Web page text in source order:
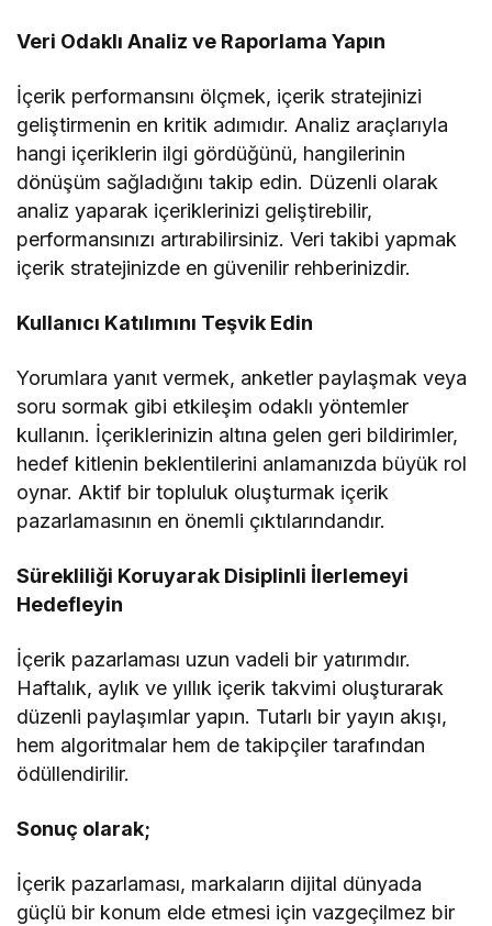
Veri Odaklı Analiz ve Raporlama Yapın
İçerik performansını ölçmek, içerik stratejinizi
geliştirmenin en kritik adımıdır. Analiz araçlarıyla
hangi içeriklerin ilgi gördüğünü, hangilerinin
dönüşüm sağladığını takip edin. Düzenli olarak
analiz yaparak içeriklerinizi geliştirebilir,
performansınızı artırabilirsiniz. Veri takibi yapmak
içerik stratejinizde en güvenilir rehberinizdir.
Kullanıcı Katılımını Teşvik Edin
Yorumlara yanıt vermek, anketler paylaşmak veya
soru sormak gibi etkileşim odaklı yöntemler
kullanın. İçeriklerinizin altına gelen geri bildirimler,
hedef kitlenin beklentilerini anlamanızda büyük rol
oynar. Aktif bir topluluk oluşturmak içerik
pazarlamasının en önemli çıktılarındandır.
Sürekliliği Koruyarak Disiplinli İlerlemeyi
Hedefleyin
İçerik pazarlaması uzun vadeli bir yatırımdır.
Haftalık, aylık ve yıllık içerik takvimi oluşturarak
düzenli paylaşımlar yapın. Tutarlı bir yayın akışı,
hem algoritmalar hem de takipçiler tarafından
ödüllendirilir.
Sonuç olarak;
İçerik pazarlaması, markaların dijital dünyada
güçlü bir konum elde etmesi için vazgeçilmez bir